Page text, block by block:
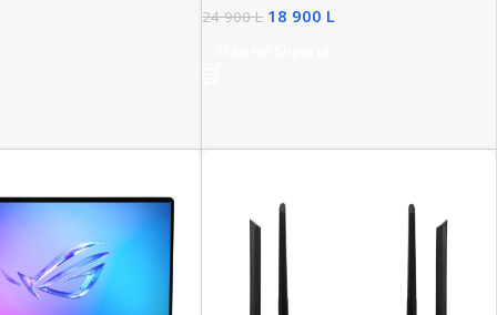
24 900L 18 900 L